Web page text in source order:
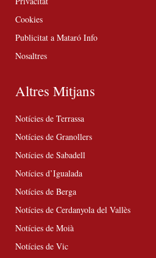
Cookies
Publicitat a Mataró Info
Nosaltres
Altres Mitjans
Notícies de Terrassa
Notícies de Granollers
Notícies de Sabadell
Notícies d’Igualada
Notícies de Berga
Notícies de Cerdanyola del Vallès
Notícies de Moià
Notícies de Vic